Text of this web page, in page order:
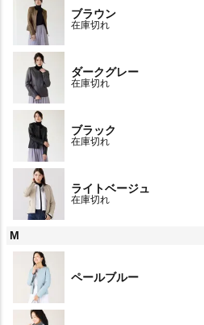
ブラウン
在庫切れ
ダークグレー
在庫切れ
ブラック
在庫切れ
ライトベージュ
在庫切れ
M
ペールブルー